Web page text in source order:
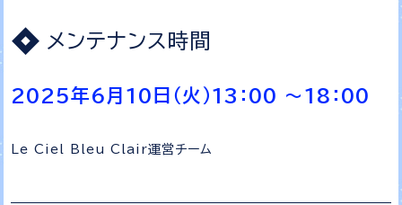
メンテナンス時間
2025年6月10日（火）13：00 ～18：00
Le Ciel Bleu Clair運営チーム